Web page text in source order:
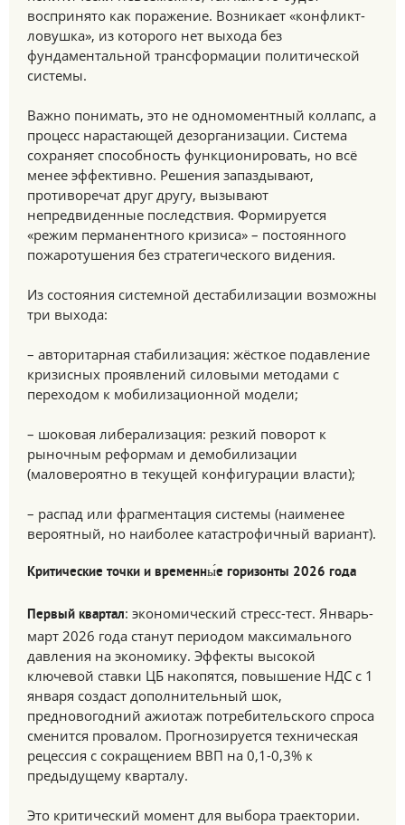
воспринято как поражение. Возникает «конфликт-
ловушка», из которого нет выхода без
фундаментальной трансформации политической
системы.
Важно понимать, это не одномоментный коллапс, а
процесс нарастающей дезорганизации. Система
сохраняет способность функционировать, но всё
менее эффективно. Решения запаздывают,
противоречат друг другу, вызывают
непредвиденные последствия. Формируется
«режим перманентного кризиса» – постоянного
пожаротушения без стратегического видения.
Из состояния системной дестабилизации возможны
три выхода:
– авторитарная стабилизация: жёсткое подавление
кризисных проявлений силовыми методами с
переходом к мобилизационной модели;
– шоковая либерализация: резкий поворот к
рыночным реформам и демобилизации
(маловероятно в текущей конфигурации власти);
– распад или фрагментация системы (наименее
вероятный, но наиболее катастрофичный вариант).
Критические точки и временны́е горизонты 2026 года
Первый квартал: экономический стресс-тест. Январь-
март 2026 года станут периодом максимального
давления на экономику. Эффекты высокой
ключевой ставки ЦБ накопятся, повышение НДС с 1
января создаст дополнительный шок,
предновогодний ажиотаж потребительского спроса
сменится провалом. Прогнозируется техническая
рецессия с сокращением ВВП на 0,1-0,3% к
предыдущему кварталу.
Это критический момент для выбора траектории.